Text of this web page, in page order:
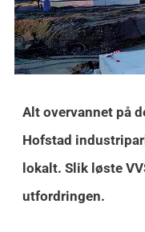
Alt overvannet på
Hofstad
lokalt. Slik løste
utfordringen.